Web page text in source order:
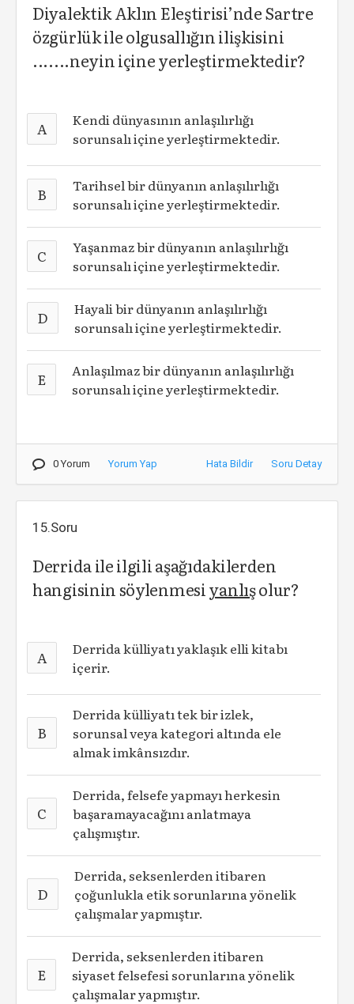
Diyalektik Aklın Eleştirisi’nde Sartre
özgürlük ile olgusallığın ilişkisini
.......neyin içine yerleştirmektedir?
A
Kendi dünyasının anlaşılırlığı
sorunsalı içine yerleştirmektedir.
B
Tarihsel bir dünyanın anlaşılırlığı
sorunsalı içine yerleştirmektedir.
C
Yaşanmaz bir dünyanın anlaşılırlığı
sorunsalı içine yerleştirmektedir.
D
Hayali bir dünyanın anlaşılırlığı
sorunsalı içine yerleştirmektedir.
E
Anlaşılmaz bir dünyanın anlaşılırlığı
sorunsalı içine yerleştirmektedir.
0 Yorum Yorum Yap Hata Bildir Soru Detay
15.Soru
Derrida ile ilgili aşağıdakilerden
hangisinin söylenmesiyanlışolur?
A
Derrida külliyatı yaklaşık elli kitabı
içerir.
B
Derrida külliyatı tek bir izlek,
sorunsal veya kategori altında ele
almak imkânsızdır.
C
Derrida, felsefe yapmayı herkesin
başaramayacağını anlatmaya
çalışmıştır.
D
Derrida, seksenlerden itibaren
çoğunlukla etik sorunlarına yönelik
çalışmalar yapmıştır.
E
Derrida, seksenlerden itibaren
siyaset felsefesi sorunlarına yönelik
çalışmalar yapmıştır.